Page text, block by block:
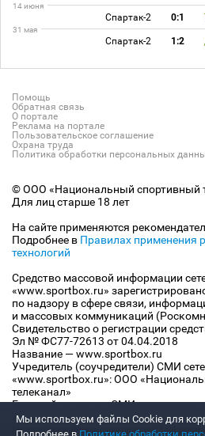
14 июня
Спартак-2 0:1
31 мая
Спартак-2 1:2
Помощь
Обратная связь
О портале
Реклама на портале
Пользовательское соглашение
Охрана труда
Политика обработки персональных
© ООО «Национальный спортивный
Для лиц старше 18 лет
На сайте применяются
Подробнее в Правилах применения
технологий
Средство массовой информации
«www.sportbox.ru»
по надзору в сфере связи,
и массовых коммуникаций
Свидетельство о регистрации
Эл № ФС77-72613 от 04.04.2018
Название — www.sportbox.ru
Учредитель (соучредители) СМИ
«www.sportbox.ru»: ООО
телеканал»
Главный редактор СМИ сетевого
Конов В.А.
Номер телефона редакции СМИ
Мы используем файлы Сookie для